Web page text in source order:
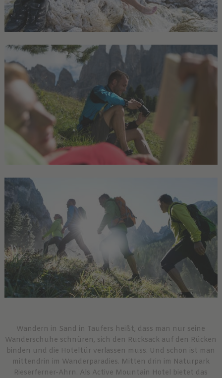
Wandern in Sand in Taufers heißt, dass man nur seine
Wanderschuhe schnüren, sich den Rucksack auf den Rücken
binden und die Hoteltür verlassen muss. Und schon ist man
mittendrin im Wanderparadies. Mitten drin im Naturpark
Rieserferner-Ahrn. Als Active Mountain Hotel bietet das